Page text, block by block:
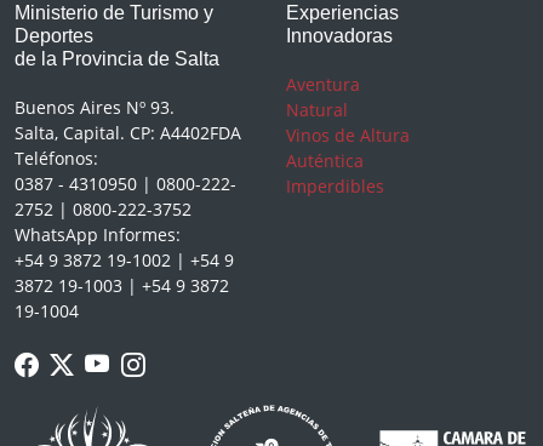
Ministerio de Turismo y
Deportes
de la Provincia de Salta
Buenos Aires Nº 93.
Salta, Capital. CP: A4402FDA
Teléfonos:
0387 - 4310950 | 0800-222-
2752 | 0800-222-3752
WhatsApp Informes:
+54 9 3872 19-1002 | +54 9
3872 19-1003 | +54 9 3872
19-1004
Experiencias
Innovadoras
Aventura
Natural
Vinos de Altura
Auténtica
Imperdibles